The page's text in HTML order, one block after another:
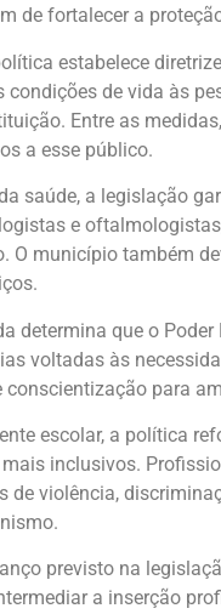
de fortalecer a
estabelece
condições de vida às
Entre as
a esse público.
saúde, a legislação
e
O município também
determina que o
voltadas às
conscientização para
escolar, a política
inclusivos.
de violência,
previsto na
a inserção